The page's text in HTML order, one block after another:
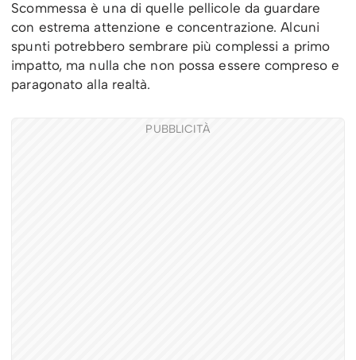
Scommessa è una di quelle pellicole da guardare
con estrema attenzione e concentrazione. Alcuni
spunti potrebbero sembrare più complessi a primo
impatto, ma nulla che non possa essere compreso e
paragonato alla realtà.
PUBBLICITÀ